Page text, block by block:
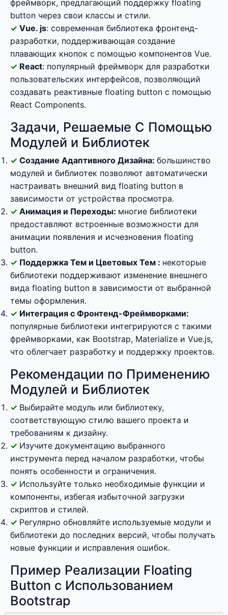
фреймворк, предлагающий поддержку floating
button через свои классы и стили.
Vue. js: современная библиотека фронтенд-
разработки, поддерживающая создание
плавающих кнопок с помощью компонентов Vue.
React: популярный фреймворк для разработки
пользовательских интерфейсов, позволяющий
создавать реактивные floating button с помощью
React Components.
Задачи, Решаемые С Помощью
Модулей и Библиотек
Создание Адаптивного Дизайна: большинство
модулей и библиотек позволяют автоматически
настраивать внешний вид floating button в
зависимости от устройства просмотра.
Анимация и Переходы: многие библиотеки
предоставляют встроенные возможности для
анимации появления и исчезновения floating
button.
Поддержка Тем и Цветовых Тем : некоторые
библиотеки поддерживают изменение внешнего
вида floating button в зависимости от выбранной
темы оформления.
Интеграция с Фронтенд-Фреймворками:
популярные библиотеки интегрируются с такими
фреймворками, как Bootstrap, Materialize и Vue.js,
что облегчает разработку и поддержку проектов.
Рекомендации по Применению
Модулей и Библиотек
Выбирайте модуль или библиотеку,
соответствующую стилю вашего проекта и
требованиям к дизайну.
Изучите документацию выбранного
инструмента перед началом разработки, чтобы
понять особенности и ограничения.
Используйте только необходимые функции и
компоненты, избегая избыточной загрузки
скриптов и стилей.
Регулярно обновляйте используемые модули и
библиотеки до последних версий, чтобы получать
новые функции и исправления ошибок.
Пример Реализации Floating
Button с Использованием
Bootstrap